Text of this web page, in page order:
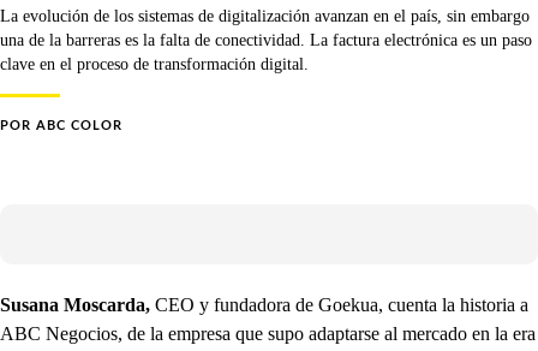
La evolución de los sistemas de digitalización avanzan en el país, sin embargo
una de la barreras es la falta de conectividad. La factura electrónica es un paso
clave en el proceso de transformación digital.
POR ABC COLOR
Susana Moscarda, CEO y fundadora de Goekua, cuenta la historia a
ABC Negocios, de la empresa que supo adaptarse al mercado en la era